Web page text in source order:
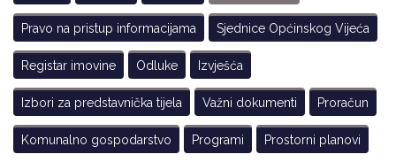
Pravo na pristup informacijama Sjednice Općinskog Vijeća
Registar imovine Odluke Izvješća
Izbori za predstavnička tijela Važni dokumenti Proračun
Komunalno gospodarstvo Programi Prostorni planovi